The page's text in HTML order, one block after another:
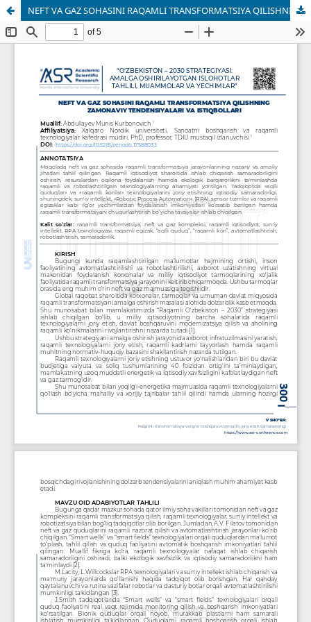
NEFT VA GAZ SOHASINI RAQAMLI TRANSFORMATSIYA QILISHNING ZAMONAVIY TENDENSIYALARI VA ISTIQBOLLARI